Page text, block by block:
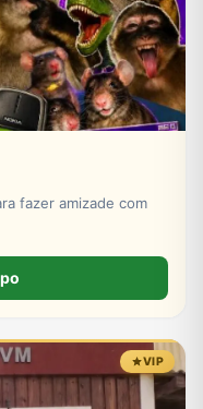
fazer amizade com
VIP